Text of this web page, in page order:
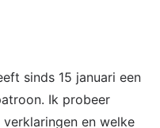
sinds 15 januari een
Ik probeer
en welke